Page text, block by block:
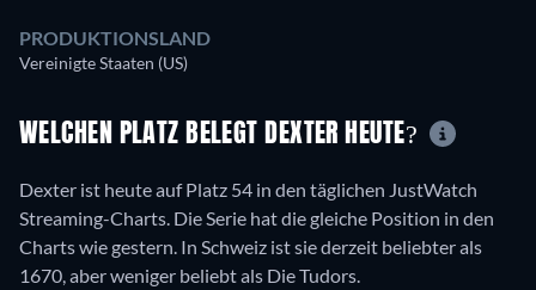
PRODUKTIONSLAND
Vereinigte Staaten (US)
WELCHEN PLATZ BELEGT DEXTER HEUTE?
Dexter ist heute auf Platz 54 in den täglichen JustWatch
Streaming-Charts. Die Serie hat die gleiche Position in den
Charts wie gestern. In Schweiz ist sie derzeit beliebter als
1670, aber weniger beliebt als Die Tudors.